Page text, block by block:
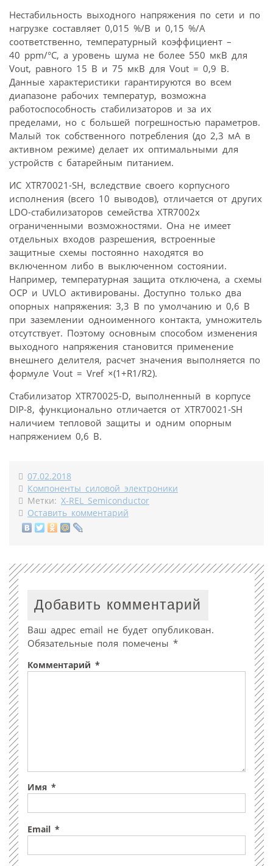
Нестабильность выходного напряжения по сети и по
нагрузке составляет 0,015 %/В и 0,15 %/A
соответственно, температурный коэффициент –
40 ppm/°C, а уровень шума не более 550 мкВ для
Vout, равного 15 В и 75 мкВ для Vout = 0,9 В.
Данные характеристики гарантируются во всем
диапазоне рабочих температур, возможна
работоспособность стабилизаторов и за их
пределами, но с большей погрешностью параметров.
Малый ток собственного потребления (до 2,3 мА в
активном режиме) делает их оптимальными для
устройств с батарейным питанием.
ИС XTR70021-SH, вследствие своего корпусного
исполнения (всего 10 выводов), отличается от других
LDO-стабилизаторов семейства XTR7002x
ограниченными возможностями. Она не имеет
отдельных входов разрешения, встроенные
защитные схемы постоянно находятся во
включенном либо в выключенном состоянии.
Например, температурная защита отключена, а схемы
OCP и UVLO активированы. Доступно только два
опорных напряжения: 3,3 В по умолчанию и 0,6 В
при заземлении одноименного контакта, умножитель
отсутствует. Поэтому основным способом изменения
выходного напряжения становится применение
внешнего делителя, расчет значения выполняется по
формуле Vout = Vref ×(1+R1/R2).
Стабилизатор XTR70025-D, выполненный в корпусе
DIP-8, функционально отличается от XTR70021-SH
наличием тепловой защиты и одним опорным
напряжением 0,6 В.
07.02.2018
Компоненты силовой электроники
Метки: X-REL Semiconductor
Оставить комментарий
Добавить комментарий
Ваш адрес email не будет опубликован.
Обязательные поля помечены *
Комментарий *
Имя *
Email *